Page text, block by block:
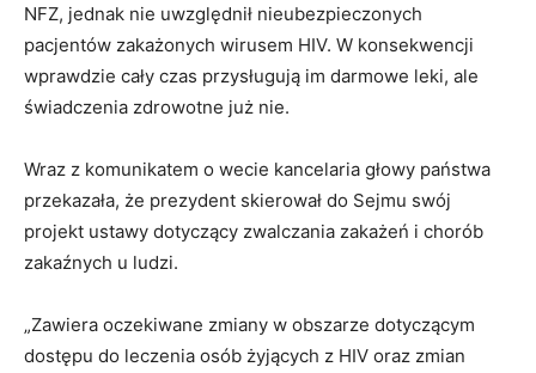
NFZ, jednak nie uwzględnił nieubezpieczonych
pacjentów zakażonych wirusem HIV. W konsekwencji
wprawdzie cały czas przysługują im darmowe leki, ale
świadczenia zdrowotne już nie.
Wraz z komunikatem o wecie kancelaria głowy państwa
przekazała, że prezydent skierował do Sejmu swój
projekt ustawy dotyczący zwalczania zakażeń i chorób
zakaźnych u ludzi.
„Zawiera oczekiwane zmiany w obszarze dotyczącym
dostępu do leczenia osób żyjących z HIV oraz zmian